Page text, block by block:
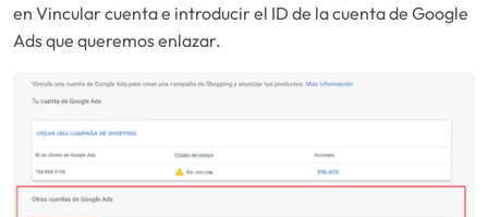
en Vincular cuenta e introducir el ID de la cuenta de Google
Ads que queremos enlazar.